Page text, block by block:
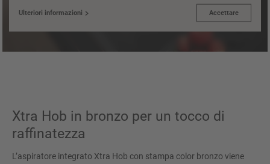
Ulteriori informazioni Accettare
Xtra Hob in bronzo per un tocco di
raffinatezza
L’aspiratore integrato Xtra Hob con stampa color bronzo viene